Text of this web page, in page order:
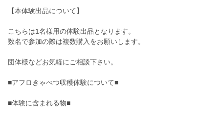
【本体験出品について】
こちらは1名様用の体験出品となります。
数名で参加の際は複数購入をお願いします。
団体様などお気軽にご相談下さい。
■アフロきゃべつ収穫体験について■
■体験に含まれる物■